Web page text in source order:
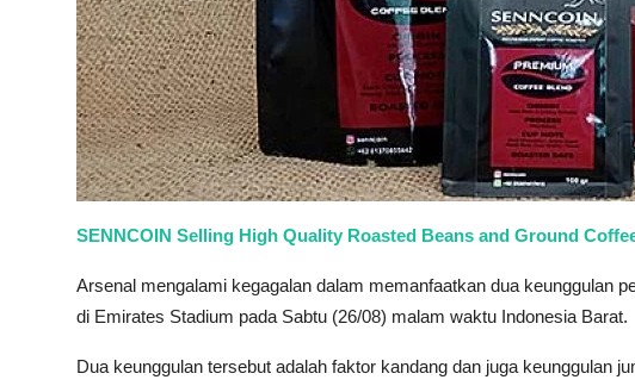
SENNCOIN Selling High Quality Roasted Beans and Ground
Arsenal mengalami kegagalan dalam memanfaatkan dua keunggulan
di Emirates Stadium pada Sabtu (26/08) malam waktu Indonesia Barat.
Dua keunggulan tersebut adalah faktor kandang dan juga keunggulan